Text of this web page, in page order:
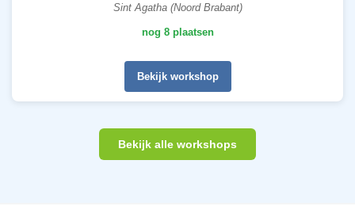
Sint Agatha (Noord Brabant)
nog 8 plaatsen
Bekijk workshop
Bekijk alle workshops